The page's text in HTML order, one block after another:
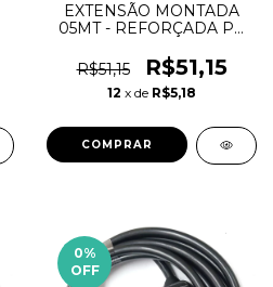
EXTENSÃO MONTADA
05MT - REFORÇADA PP
R$51,15
R$51,15
12 x de R$5,18
0%
OFF